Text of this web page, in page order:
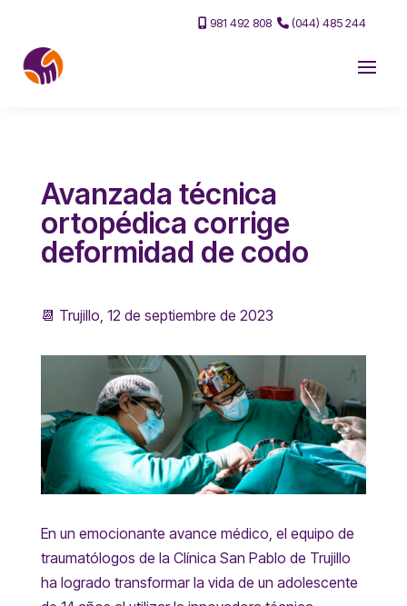
981 492 808 (044) 485 244
Avanzada técnica
ortopédica corrige
deformidad de codo
📆 Trujillo, 12 de septiembre de 2023
En un emocionante avance médico, el equipo de
traumatólogos de la Clínica San Pablo de Trujillo
ha logrado transformar la vida de un adolescente